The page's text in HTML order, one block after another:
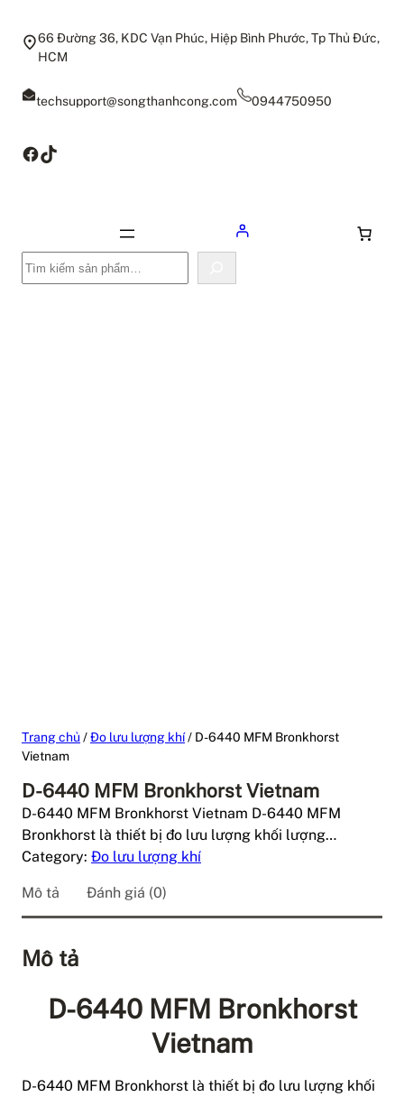
66 Đường 36, KDC Vạn Phúc, Hiệp Bình Phước, Tp Thủ Đức,
HCM
techsupport@songthanhcong.com 0944750950
Facebook
TikTok
Tìm
kiếm
Trang chủ /Đo lưu lượng khí/ D-6440 MFM Bronkhorst
Vietnam
D-6440 MFM Bronkhorst Vietnam
D-6440 MFM Bronkhorst Vietnam D-6440 MFM
Bronkhorst là thiết bị đo lưu lượng khối lượng…
Category: Đo lưu lượng khí
Mô tả Đánh giá (0)
Mô tả
D-6440 MFM Bronkhorst
Vietnam
D-6440 MFM Bronkhorst là thiết bị đo lưu lượng khối